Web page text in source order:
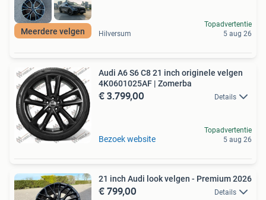
Meerdere velgen Hilversum
Topadvertentie
5 aug 26
Audi A6 S6 C8 21 inch originele velgen
4K0601025AF | Zomerba
€ 3.799,00 Details
Bezoek website
Topadvertentie
5 aug 26
21 inch Audi look velgen - Premium 2026
€ 799,00 Details